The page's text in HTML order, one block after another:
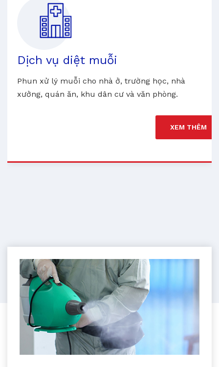
Dịch vụ diệt muỗi
Phun xử lý muỗi cho nhà ở, trường học, nhà
xưởng, quán ăn, khu dân cư và văn phòng.
XEM THÊM